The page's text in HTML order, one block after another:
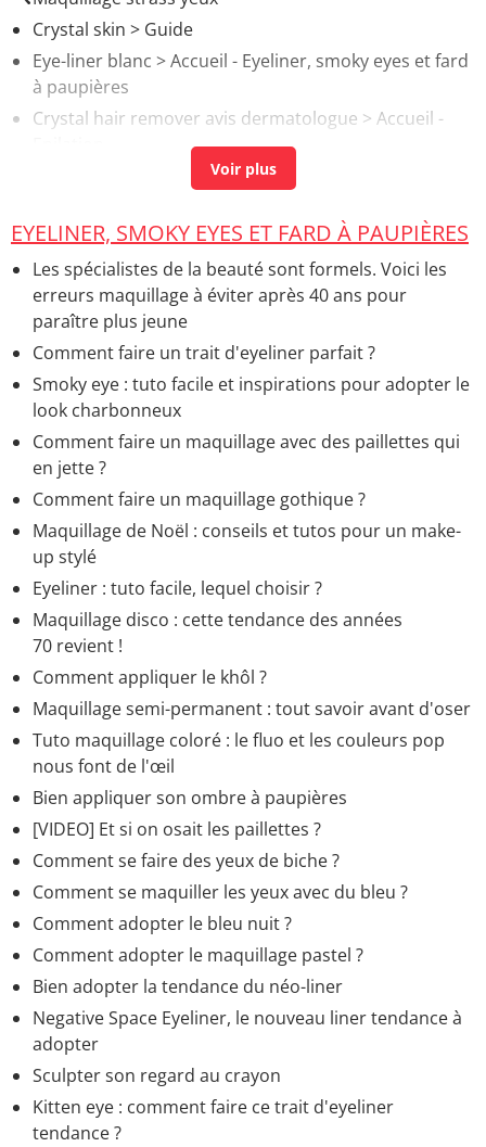
Crystal skin > Guide
Eye-liner blanc > Accueil - Eyeliner, smoky eyes et fard
à paupières
Crystal hair remover avis dermatologue > Accueil -
> Accueil - Maquillage des yeux
EYELINER, SMOKY EYES ET FARD À PAUPIÈRES
Les spécialistes de la beauté sont formels. Voici les
erreurs maquillage à éviter après 40 ans pour
paraître plus jeune
Comment faire un trait d'eyeliner parfait ?
Smoky eye : tuto facile et inspirations pour adopter le
look charbonneux
Comment faire un maquillage avec des paillettes qui
en jette ?
Comment faire un maquillage gothique ?
Maquillage de Noël : conseils et tutos pour un make-
up stylé
Eyeliner : tuto facile, lequel choisir ?
Maquillage disco : cette tendance des années
70 revient !
Comment appliquer le khôl ?
Maquillage semi-permanent : tout savoir avant d'oser
Tuto maquillage coloré : le fluo et les couleurs pop
nous font de l'œil
Bien appliquer son ombre à paupières
[VIDEO] Et si on osait les paillettes ?
Comment se faire des yeux de biche ?
Comment se maquiller les yeux avec du bleu ?
Comment adopter le bleu nuit ?
Comment adopter le maquillage pastel ?
Bien adopter la tendance du néo-liner
Negative Space Eyeliner, le nouveau liner tendance à
adopter
Sculpter son regard au crayon
Kitten eye : comment faire ce trait d'eyeliner
tendance ?